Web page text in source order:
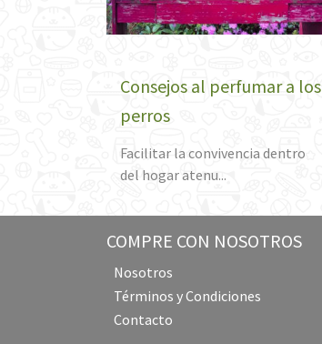
Consejos al perfumar a los
perros
Facilitar la convivencia dentro
del hogar atenu...
COMPRE CON NOSOTROS
Nosotros
Términos y Condiciones
Contacto